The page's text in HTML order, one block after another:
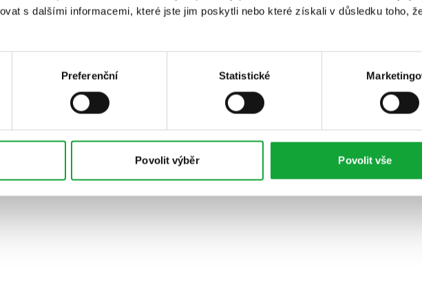
s dalšími informacemi, které jste jim poskytli nebo které získali v důsledku toho,
Preferenční Statistické
Povolit výběr Povolit vše